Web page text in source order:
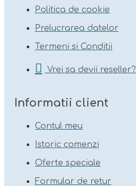
Politica de cookie
Prelucrarea datelor
Termeni si Conditii
Vrei sa devii reseller?
Informatii client
Contul meu
Istoric comenzi
Oferte speciale
Formular de retur